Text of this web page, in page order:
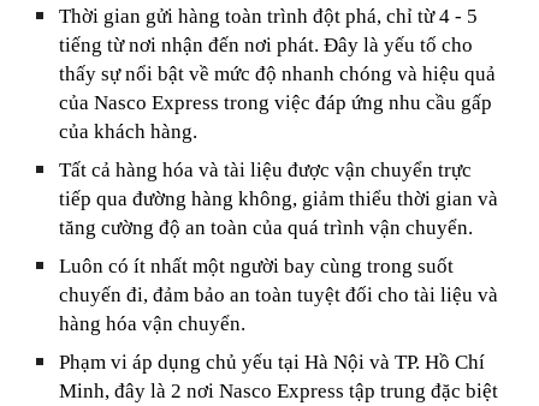
Thời gian gửi hàng toàn trình đột phá, chỉ từ 4 - 5
tiếng từ nơi nhận đến nơi phát. Đây là yếu tố cho
thấy sự nổi bật về mức độ nhanh chóng và hiệu quả
của Nasco Express trong việc đáp ứng nhu cầu gấp
của khách hàng.
Tất cả hàng hóa và tài liệu được vận chuyển trực
tiếp qua đường hàng không, giảm thiểu thời gian và
tăng cường độ an toàn của quá trình vận chuyển.
Luôn có ít nhất một người bay cùng trong suốt
chuyến đi, đảm bảo an toàn tuyệt đối cho tài liệu và
hàng hóa vận chuyển.
Phạm vi áp dụng chủ yếu tại Hà Nội và TP. Hồ Chí
Minh, đây là 2 nơi Nasco Express tập trung đặc biệt